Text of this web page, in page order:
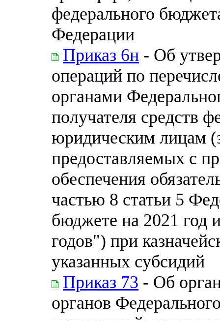
федерального
Федерации
Приказ 6н - Об
операций по
органами
получателя средств
юридическим лицам
предоставляемых с
обеспечения
частью 8 статьи 5
бюджете на 2021 год
годов") при
указанных субсидий
Приказ 73 - Об
органов